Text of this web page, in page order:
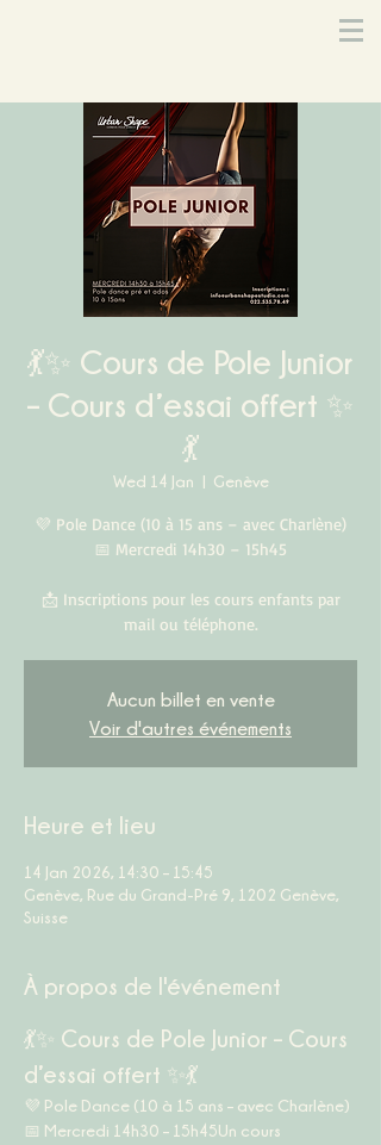
💃✨ Cours de Pole Junior
– Cours d’essai offert ✨
💃
Wed 14 Jan
  |
Genève
💜 Pole Dance (10 à 15 ans – avec Charlène)
📅 Mercredi 14h30 – 15h45
📩 Inscriptions pour les cours enfants par
mail ou téléphone.
Aucun billet en vente
Voir d'autres événements
Heure et lieu
14 Jan 2026, 14:30 – 15:45
Genève, Rue du Grand-Pré 9, 1202 Genève,
Suisse
À propos de l'événement
💃✨ Cours de Pole Junior – Cours
d’essai offert ✨💃
💜 Pole Dance (10 à 15 ans – avec Charlène)
📅 Mercredi 14h30 – 15h45Un cours